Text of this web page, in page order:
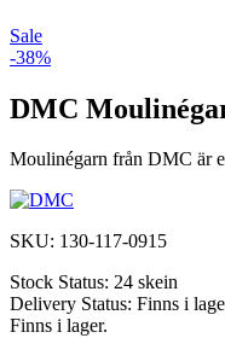
Sale
-38%
DMC
Moulinégarn från DMC är
SKU: 130-117-0915
Stock Status: 24 skein
Delivery Status: Finns i
Finns i lager.